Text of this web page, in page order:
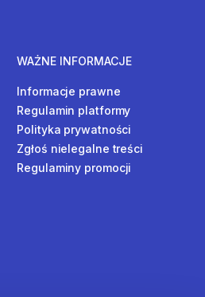
WAŻNE INFORMACJE
Informacje prawne
Regulamin platformy
Polityka prywatności
Zgłoś nielegalne treści
Regulaminy promocji